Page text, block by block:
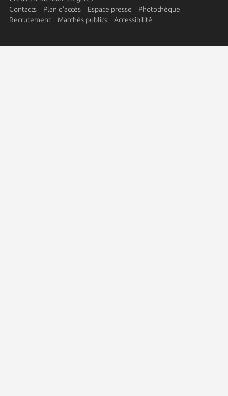
Contacts
Plan d'accès Espace presse
Photothèque
Recrutement
Marchés publics Accessibilité